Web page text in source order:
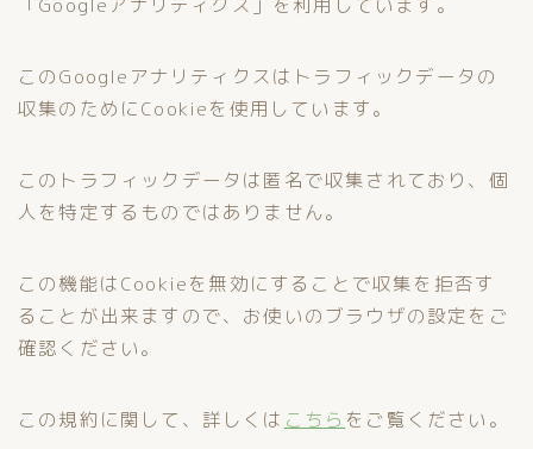
このGoogleアナリティクスはトラフィックデータの
収集のためにCookieを使用しています。
このトラフィックデータは匿名で収集されており、個
人を特定するものではありません。
この機能はCookieを無効にすることで収集を拒否す
ることが出来ますので、お使いのブラウザの設定をご
確認ください。
この規約に関して、詳しくは こちら をご覧ください。